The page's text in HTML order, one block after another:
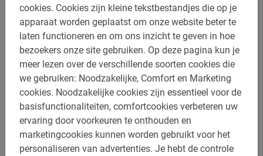
cookies. Cookies zijn kleine tekstbestandjes die op je
apparaat worden geplaatst om onze website beter te
laten functioneren en om ons inzicht te geven in hoe
bezoekers onze site gebruiken. Op deze pagina kun je
meer lezen over de verschillende soorten cookies die
we gebruiken: Noodzakelijke, Comfort en Marketing
cookies. Noodzakelijke cookies zijn essentieel voor de
basisfunctionaliteiten, comfortcookies verbeteren uw
ervaring door voorkeuren te onthouden en
marketingcookies kunnen worden gebruikt voor het
personaliseren van advertenties. Je hebt de controle
Boek jouw rondleiding in Milaan eenvoudig
online
Wacht niet langer en verzeker jezelf van een plek op deze
te gekke Milaan fietstour door de stad van mode en
design! Een (huur)fiets is bij de prijs inbegrepen, net als
onze enthousiaste gids. Door online te boeken weet je
zeker dat er plek is op jouw voorkeursdatum.
Je reserveert deze verrassende fietstocht via het
boekingsmenu. Je ontvangt de bevestiging direct per e-